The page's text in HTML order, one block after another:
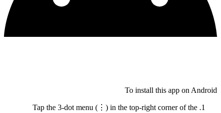
To install this app on Android
Tap the 3-dot menu (⋮) in the top-right corner of the